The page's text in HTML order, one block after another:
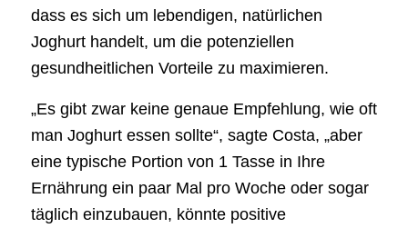
dass es sich um lebendigen, natürlichen
Joghurt handelt, um die potenziellen
gesundheitlichen Vorteile zu maximieren.
„Es gibt zwar keine genaue Empfehlung, wie oft
man Joghurt essen sollte“, sagte Costa, „aber
eine typische Portion von 1 Tasse in Ihre
Ernährung ein paar Mal pro Woche oder sogar
täglich einzubauen, könnte positive